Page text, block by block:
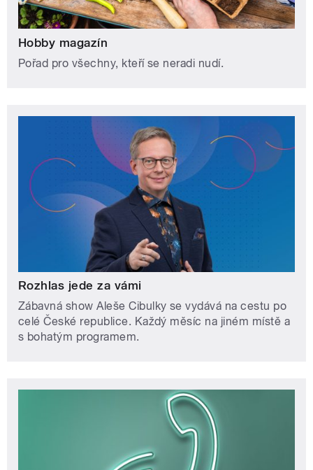
Hobby magazín
Pořad pro všechny, kteří se neradi nudí.
Rozhlas jede za vámi
Zábavná show Aleše Cibulky se vydává na cestu po
celé České republice. Každý měsíc na jiném místě a
s bohatým programem.